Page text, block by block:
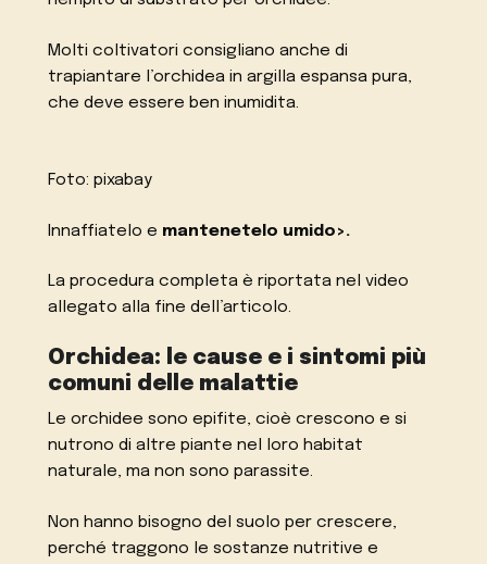
Molti coltivatori consigliano anche di
trapiantare l’orchidea in argilla espansa pura,
che deve essere ben inumidita.
Foto: pixabay
Innaffiatelo e mantenetelo umido>.
La procedura completa è riportata nel video
allegato alla fine dell’articolo.
Orchidea: le cause e i sintomi più
comuni delle malattie
Le orchidee sono epifite, cioè crescono e si
nutrono di altre piante nel loro habitat
naturale, ma non sono parassite.
Non hanno bisogno del suolo per crescere,
perché traggono le sostanze nutritive e